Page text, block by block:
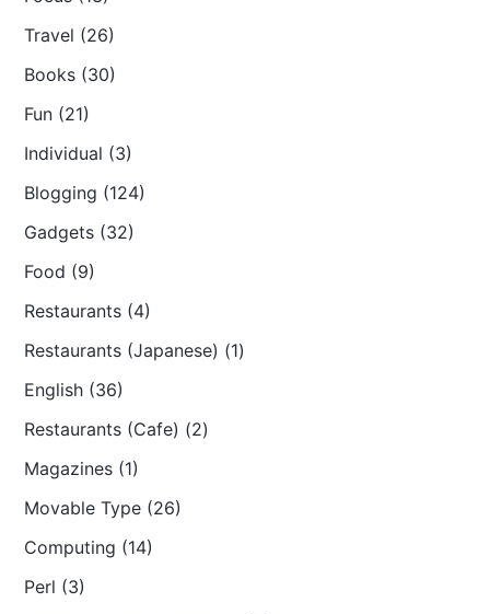
Travel (26)
Books (30)
Fun (21)
Individual (3)
Blogging (124)
Gadgets (32)
Food (9)
Restaurants (4)
Restaurants (Japanese) (1)
English (36)
Restaurants (Cafe) (2)
Magazines (1)
Movable Type (26)
Computing (14)
Perl (3)